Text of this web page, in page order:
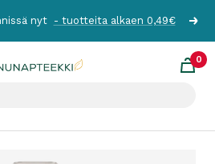
nyt - tuotteita alkaen 0,49€
0